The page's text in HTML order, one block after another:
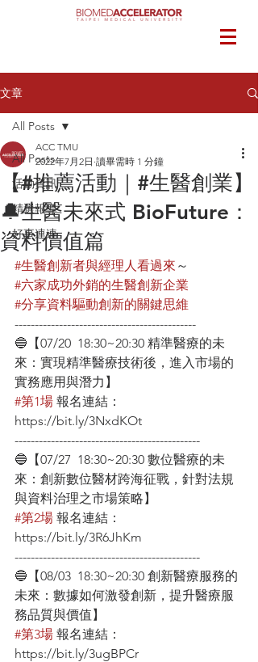
文章
All Posts
活動資訊
精選報導
好事連連
All Posts
【#推薦活動｜#生醫創業】
🔔生醫未來式 BioFuture：
資料價值篇
ACC TMU
2022年7月2日 讀畢需時 1 分鐘
#生醫創新者與經理人看過來 ～
#六家成功外銷的生醫創新企業
#分享資料驅動創新的關鍵思維
---------------------------------------------
🔵【07/20  18:30~20:30 精準醫療的未
來：實現精準醫療技術後，進入市場的
實務應用與潛力】
#第1場 報名連結：
https://bit.ly/3NxdKOt
----------------------------------------------
🔵【07/27  18:30~20:30 數位醫療的未
來：創新數位醫材跨海征戰，針對法規
與資料治理之市場策略】
#第2場 報名連結：
https://bit.ly/3R6JhKm
----------------------------------------------
🔵【08/03  18:30~20:30 創新醫療服務的
未來：數據如何激發創新，提升醫療服
務品質與價值】
#第3場 報名連結：
https://bit.ly/3ugBPCr